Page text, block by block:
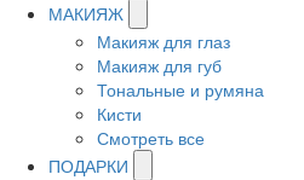
МАКИЯЖ
Макияж для глаз
Макияж для губ
Тональные и румяна
Кисти
Смотреть все
ПОДАРКИ